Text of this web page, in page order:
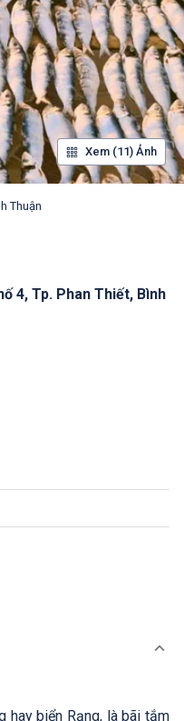
Xem (11) Ảnh
Thuận
4, Tp. Phan Thiết, Bình
hay biển Rạng, là bãi tắm